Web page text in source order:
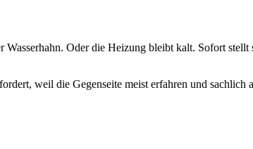
Oder die Heizung bleibt kalt. Sofort
weil die Gegenseite meist erfahren und